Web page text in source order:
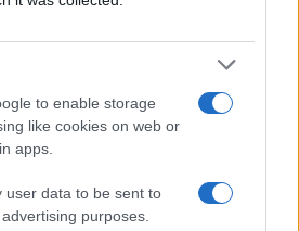
to enable storage
like cookies on web or
apps.
user data to be sent to
purposes.
στο Βατικανό:
με τον Πάπα